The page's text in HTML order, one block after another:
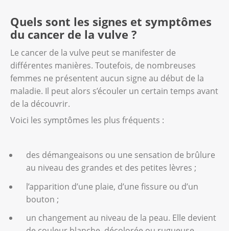
Quels sont les signes et symptômes
du cancer de la vulve ?
Le cancer de la vulve peut se manifester de
différentes manières. Toutefois, de nombreuses
femmes ne présentent aucun signe au début de la
maladie. Il peut alors s’écouler un certain temps avant
de la découvrir.
Voici les symptômes les plus fréquents :
des démangeaisons ou une sensation de brûlure
au niveau des grandes et des petites lèvres ;
l’apparition d’une plaie, d’une fissure ou d’un
bouton ;
un changement au niveau de la peau. Elle devient